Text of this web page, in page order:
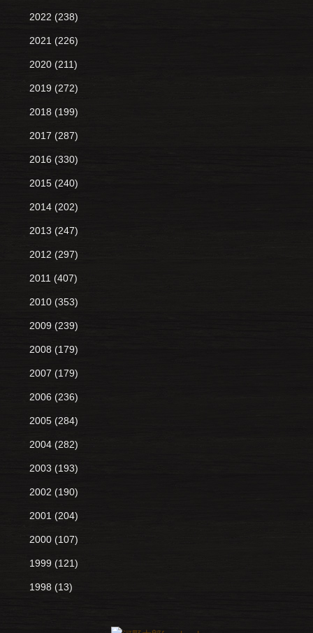
2022 (238)
2021 (226)
2020 (211)
2019 (272)
2018 (199)
2017 (287)
2016 (330)
2015 (240)
2014 (202)
2013 (247)
2012 (297)
2011 (407)
2010 (353)
2009 (239)
2008 (179)
2007 (179)
2006 (236)
2005 (284)
2004 (282)
2003 (193)
2002 (190)
2001 (204)
2000 (107)
1999 (121)
1998 (13)